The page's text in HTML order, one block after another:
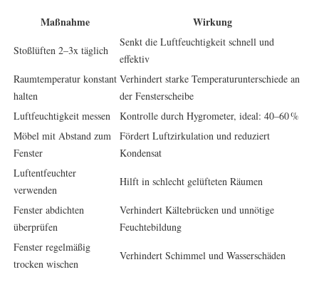
Maßnahme Wirkung
Stoßlüften 2–3x täglich
Senkt die Luftfeuchtigkeit schnell und
effektiv
Raumtemperatur konstant
halten
Verhindert starke Temperaturunterschiede an
der Fensterscheibe
Luftfeuchtigkeit messen
Kontrolle durch Hygrometer, ideal: 40–60 %
Möbel mit Abstand zum
Fenster
Fördert Luftzirkulation und reduziert
Kondensat
Luftentfeuchter
verwenden
Hilft in schlecht gelüfteten Räumen
Fenster abdichten
überprüfen
Verhindert Kältebrücken und unnötige
Feuchtebildung
Fenster regelmäßig
trocken wischen
Verhindert Schimmel und Wasserschäden